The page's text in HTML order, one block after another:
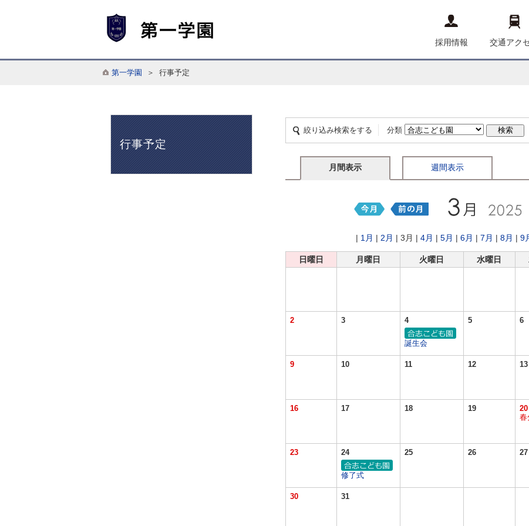
採用情報 交通アク
第一学園 ＞ 行事予定
行事予定
絞り込み検索をする 分類
月間表示 週間表示
| 1月 | 2月 | 3月 | 4月 | 5月 | 6月 | 7月 | 8月 | 9
日曜日 月曜日 火曜日 水曜日
2 3 4
誕生会
5 6
9 10 11 12 13
16 17 18 19
20
春
23 24
修了式
25 26 27
30 31